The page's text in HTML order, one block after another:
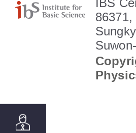
IBS